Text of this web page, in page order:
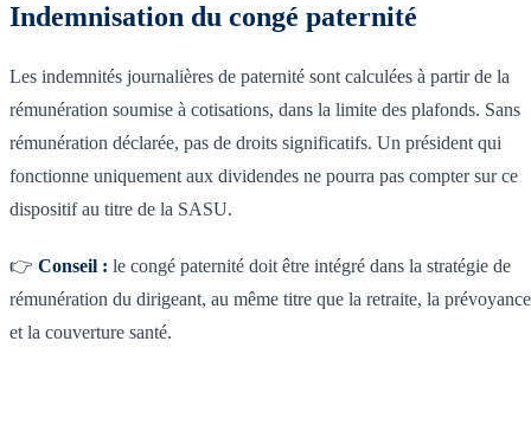
Indemnisation du congé paternité
Les indemnités journalières de paternité sont calculées à partir de la
rémunération soumise à cotisations, dans la limite des plafonds. Sans
rémunération déclarée, pas de droits significatifs. Un président qui
fonctionne uniquement aux dividendes ne pourra pas compter sur ce
dispositif au titre de la SASU.
👉 Conseil : le congé paternité doit être intégré dans la stratégie de
rémunération du dirigeant, au même titre que la retraite, la prévoyance
et la couverture santé.